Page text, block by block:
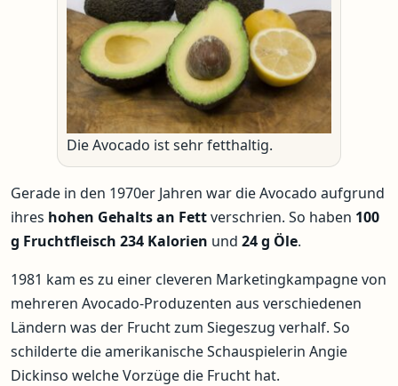
Die Avocado ist sehr fetthaltig.
Gerade in den 1970er Jahren war die Avocado aufgrund
ihres hohen Gehalts an Fettverschrien. So haben 100
g Fruchtfleisch 234 Kalorien und 24 g Öle.
1981 kam es zu einer cleveren Marketingkampagne von
mehreren Avocado-Produzenten aus verschiedenen
Ländern was der Frucht zum Siegeszug verhalf. So
schilderte die amerikanische Schauspielerin Angie
Dickinso welche Vorzüge die Frucht hat.